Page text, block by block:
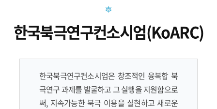
한국북극연구컨소시엄(KoARC)
한국북극연구컨소시엄은 창조적인 융복합 북
극연구 과제를 발굴하고 그 실행을 지원함으로
써, 지속가능한 북극 이용을 실현하고 새로운